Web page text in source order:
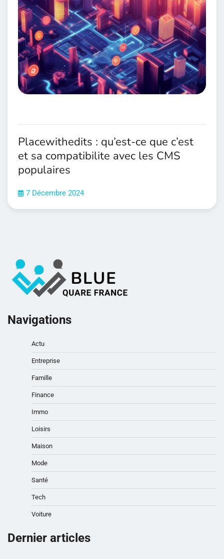
Placewithedits : qu’est-ce que c’est
et sa compatibilite avec les CMS
populaires
7 Décembre 2024
Navigations
Actu
Entreprise
Famille
Finance
Immo
Loisirs
Maison
Mode
Santé
Tech
Voiture
Dernier articles